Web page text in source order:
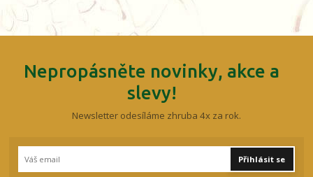
Nepropásněte novinky, akce a
slevy!
Newsletter odesíláme zhruba 4x za rok.
Přihlásit se